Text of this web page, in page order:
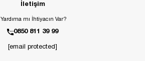
İletişim
Yardıma mı İhtiyacın Var?
0850 811 39 99
[email protected]